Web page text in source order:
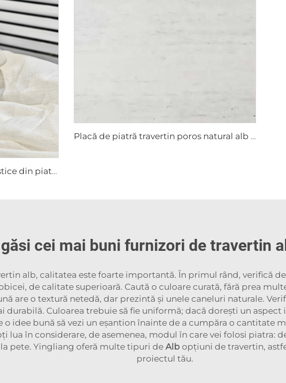
Vază din travertin, lucrări artistice din piatră, opere de artă din piatră
Placă de piatră travertin poros natural alb din Guang Xi
cei mai buni furnizori de travertin
alb, calitatea este foarte importantă. În primul rând, verifică
de calitate superioară. Caută o culoare curată, fără prea
are o textură netedă, dar prezintă și unele caneluri naturale.
durabilă. Culoarea trebuie să fie uniformă; dacă dorești un
o idee bună să vezi un eșantion înainte de a cumpăra o cantitate
lua în considerare, de asemenea, modul în care vei folosi piatra:
pete. Yingliang oferă multe tipuri de Alb opțiuni de travertin,
proiectul tău.